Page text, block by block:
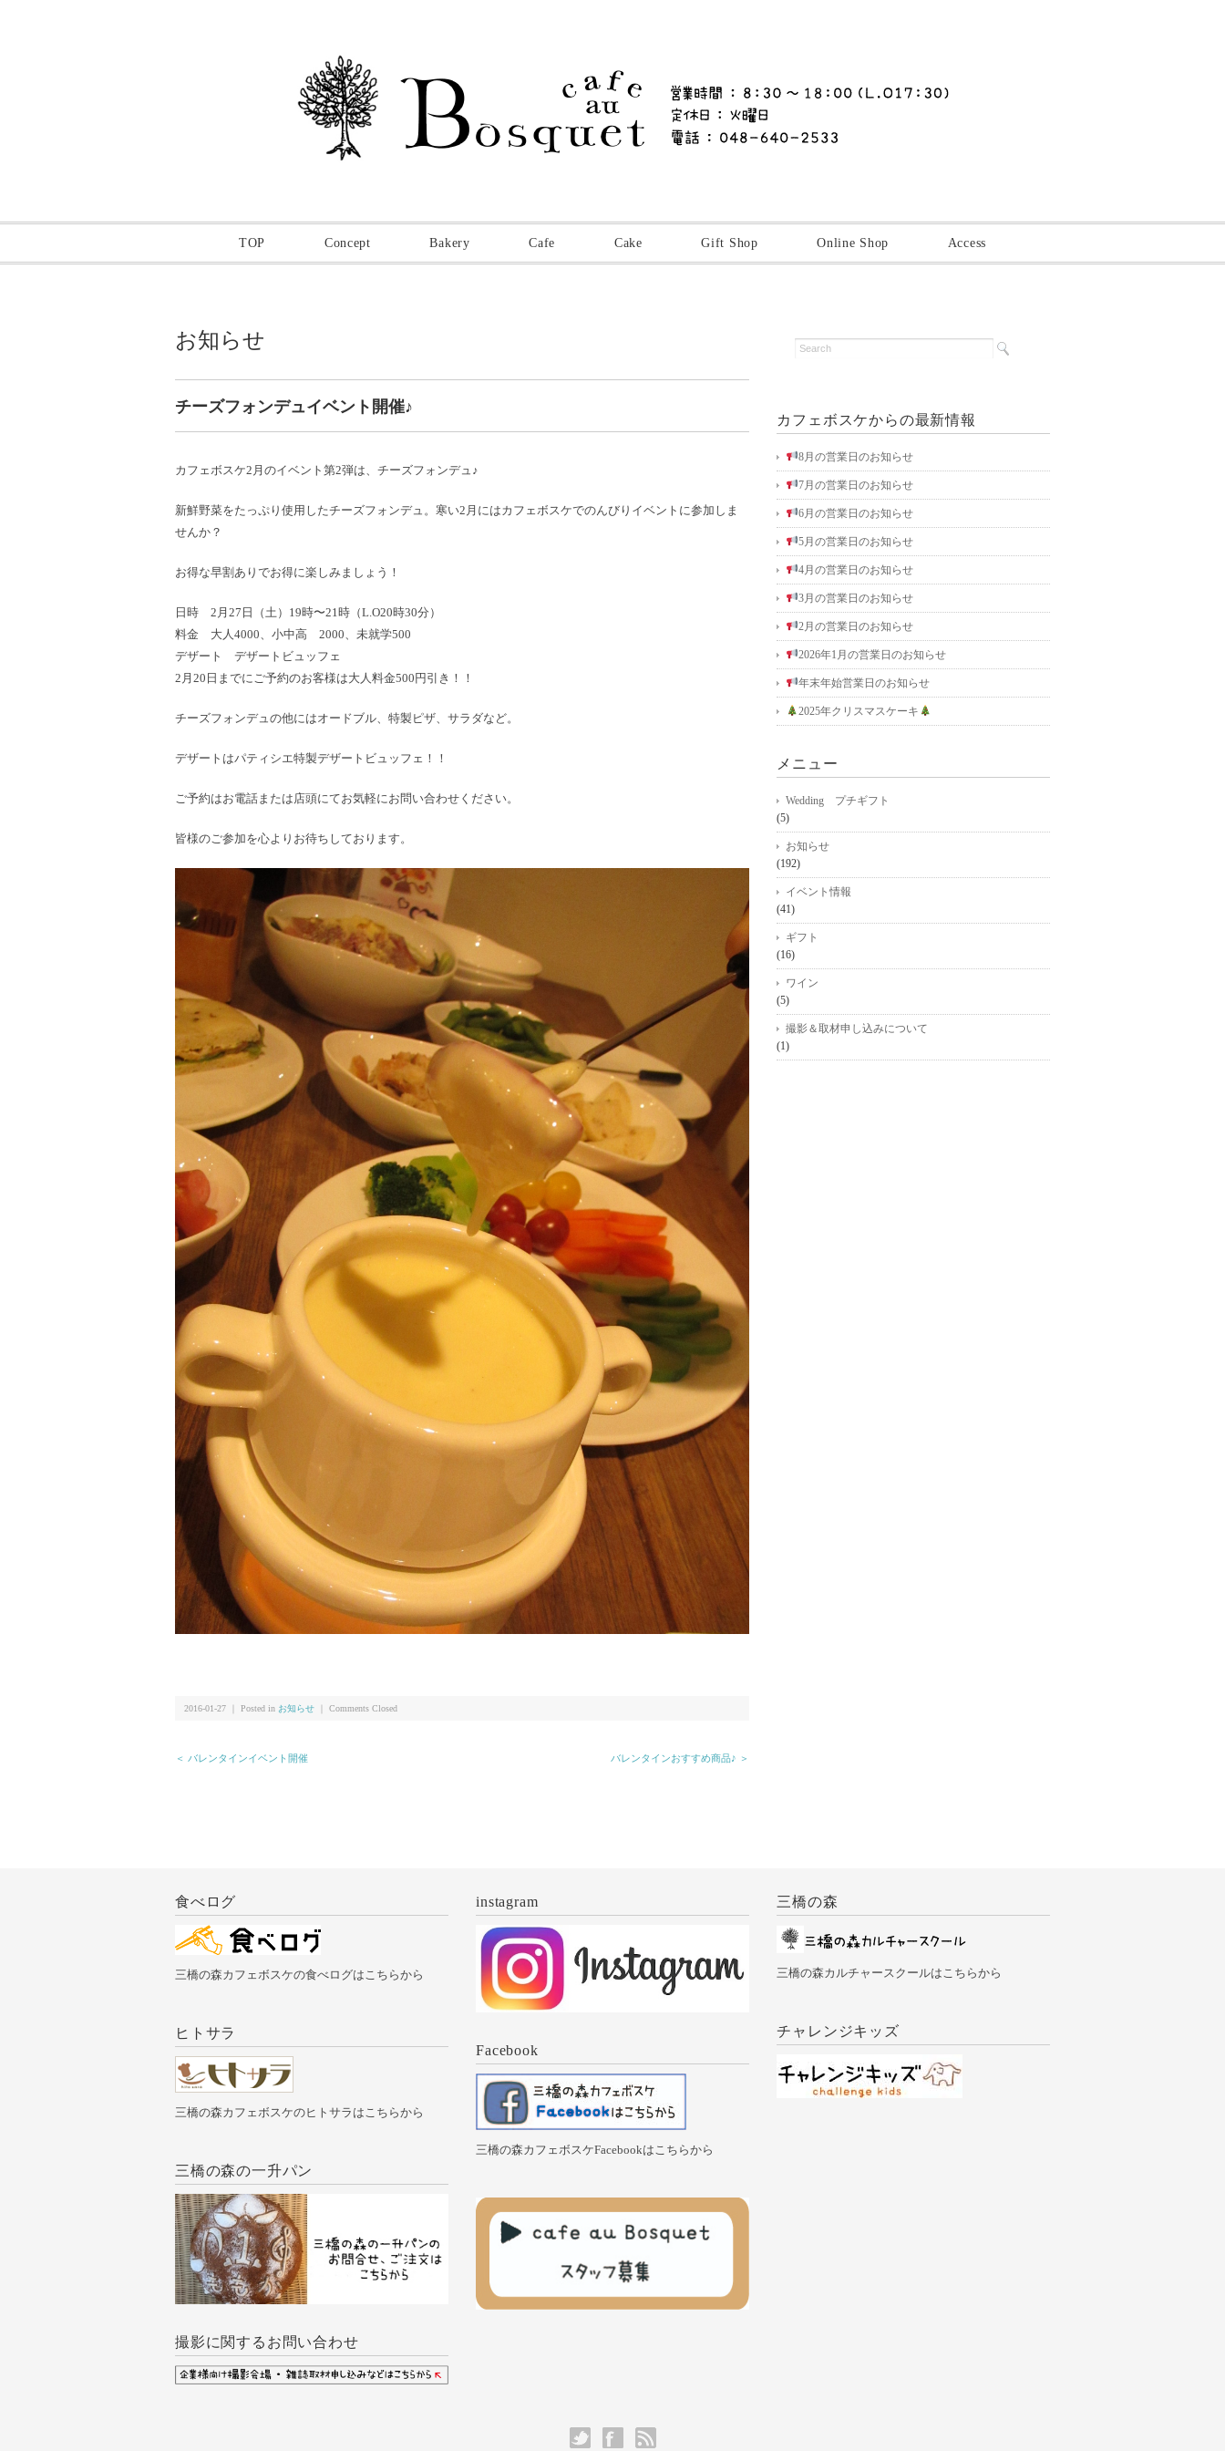
TOP Concept Bakery Cafe Cake Gift Shop Online Shop Access
お知らせ
チーズフォンデュイベント開催♪
カフェボスケ2月のイベント第2弾は、チーズフォンデュ♪
新鮮野菜をたっぷり使用したチーズフォンデュ。寒い2月にはカフェボスケでのんびりイベントに参加しま
せんか？
お得な早割ありでお得に楽しみましょう！
日時 2月27日（土）19時〜21時（L.O20時30分）
料金 大人4000、小中高 2000、未就学500
デザート デザートビュッフェ
2月20日までにご予約のお客様は大人料金500円引き！！
チーズフォンデュの他にはオードブル、特製ピザ、サラダなど。
デザートはパティシエ特製デザートビュッフェ！！
ご予約はお電話または店頭にてお気軽にお問い合わせください。
皆様のご参加を心よりお待ちしております。
2016-01-27 ｜ Posted in お知らせ Comments Closed
＜ バレンタインイベント開催 バレンタインおすすめ商品♪ ＞
カフェボスケからの最新情報
8月の営業日のお知らせ
7月の営業日のお知らせ
6月の営業日のお知らせ
5月の営業日のお知らせ
4月の営業日のお知らせ
3月の営業日のお知らせ
2月の営業日のお知らせ
2026年1月の営業日のお知らせ
年末年始営業日のお知らせ
2025年クリスマスケーキ
メニュー
Wedding プチギフト
(5)
お知らせ
(192)
イベント情報
(41)
ギフト
(16)
ワイン
(5)
撮影＆取材申し込みについて
(1)
食べログ
三橋の森カフェボスケの食べログはこちらから
ヒトサラ
三橋の森カフェボスケのヒトサラはこちらから
三橋の森の一升パン
撮影に関するお問い合わせ
instagram
Facebook
三橋の森カフェボスケFacebookはこちらから
三橋の森
三橋の森カルチャースクールはこちらから
チャレンジキッズ